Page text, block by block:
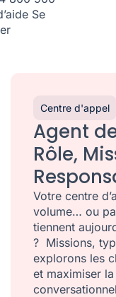
Se
Centre d'appel
Agent
Rôle,
Votre centre
volume… ou
tiennent
? Missions,
explorons les
et maximiser